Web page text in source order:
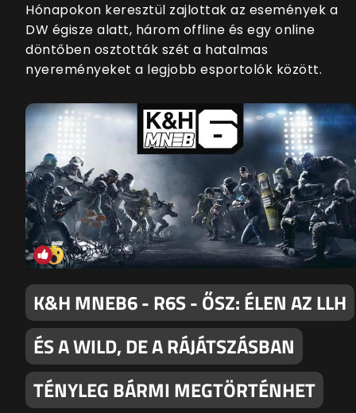
Hónapokon keresztül zajlottak az események a
DW égisze alatt, három offline és egy online
döntőben osztották szét a hatalmas
nyereményeket a legjobb esportolók között.
K&H MNEB6 - R6S - ŐSZ: ÉLEN AZ LLH
ÉS A WILD, DE A RÁJÁTSZÁSBAN
TÉNYLEG BÁRMI MEGTÖRTÉNHET